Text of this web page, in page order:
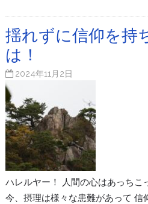
揺れずに信仰を持
は！
2024年11月2日
ハレルヤー！ 人間の心はあっちこ
今、摂理は様々な患難があって 信